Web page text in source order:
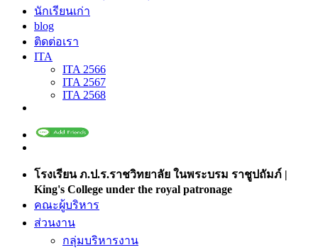
นักเรียนเก่า
blog
ติดต่อเรา
ITA
ITA 2566
ITA 2567
ITA 2568
โรงเรียน ภ.ป.ร.ราชวิทยาลัย ในพระบรม ราชูปถัมภ์ |
King's College under the royal patronage
คณะผู้บริหาร
ส่วนงาน
กลุ่มบริหารงาน